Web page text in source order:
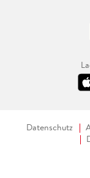
Datenschutz